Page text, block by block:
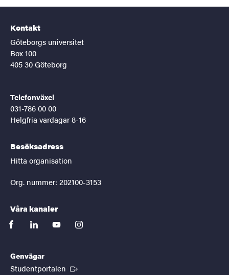
Kontakt
Göteborgs universitet
Box 100
405 30 Göteborg
Telefonväxel
031-786 00 00
Helgfria vardagar 8-16
Besöksadress
Hitta organisation
Org. nummer: 202100-3153
Våra kanaler
facebooklinkedinyoutubeinstagram
Genvägar
Studentportalen (Extern länk)